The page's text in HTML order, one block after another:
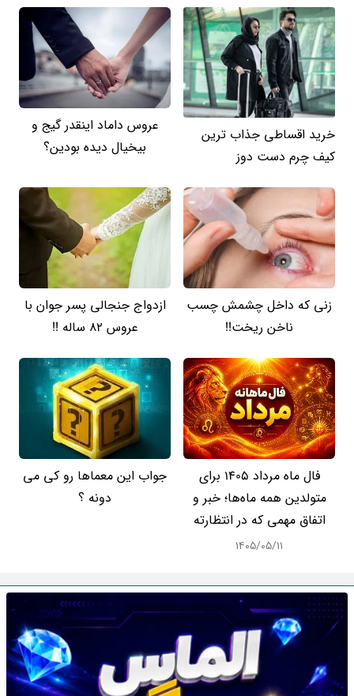
خرید اقساطی جذاب ترین
کیف چرم دست دوز
عروس داماد اینقدر گیج و
بیخیال دیده بودین؟
زنی که داخل چشمش چسب
ناخن ریخت!!
ازدواج جنجالی پسر جوان با
عروس 82 ساله !!
فال ماه مرداد 1405 برای
متولدین همه ماه‌ها؛ خبر و
اتفاق مهمی که در انتظارته
۱۴۰۵/۰۵/۱۱
جواب این معماها رو کی می
دونه ؟